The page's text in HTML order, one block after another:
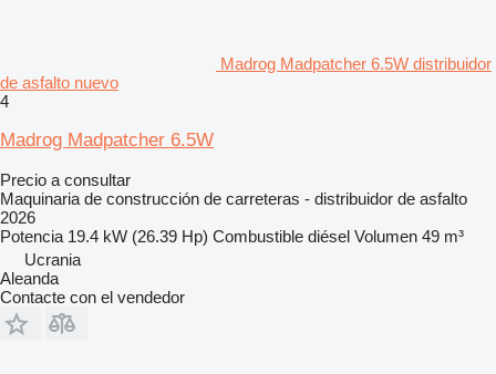
Madrog Madpatcher 6.5W distribuidor
de asfalto nuevo
4
Madrog Madpatcher 6.5W
Precio a consultar
Maquinaria de construcción de carreteras - distribuidor de asfalto
2026
Potencia 19.4 kW (26.39 Hp) Combustible diésel Volumen 49 m³
Ucrania
Aleanda
Contacte con el vendedor